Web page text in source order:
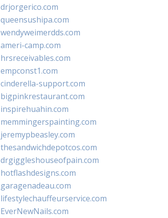
drjorgerico.com
queensushipa.com
wendyweimerdds.com
ameri-camp.com
hrsreceivables.com
empconst1.com
cinderella-support.com
bigpinkrestaurant.com
inspirehuahin.com
memmingerspainting.com
jeremypbeasley.com
thesandwichdepotcos.com
drgiggleshouseofpain.com
hotflashdesigns.com
garagenadeau.com
lifestylechauffeurservice.com
EverNewNails.com